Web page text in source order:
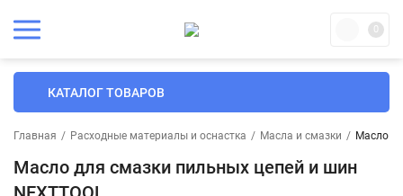
0
КАТАЛОГ ТОВАРОВ
Главная / Расходные материалы и оснастка / Масла и смазки / Масло
Масло для смазки пильных цепей и шин